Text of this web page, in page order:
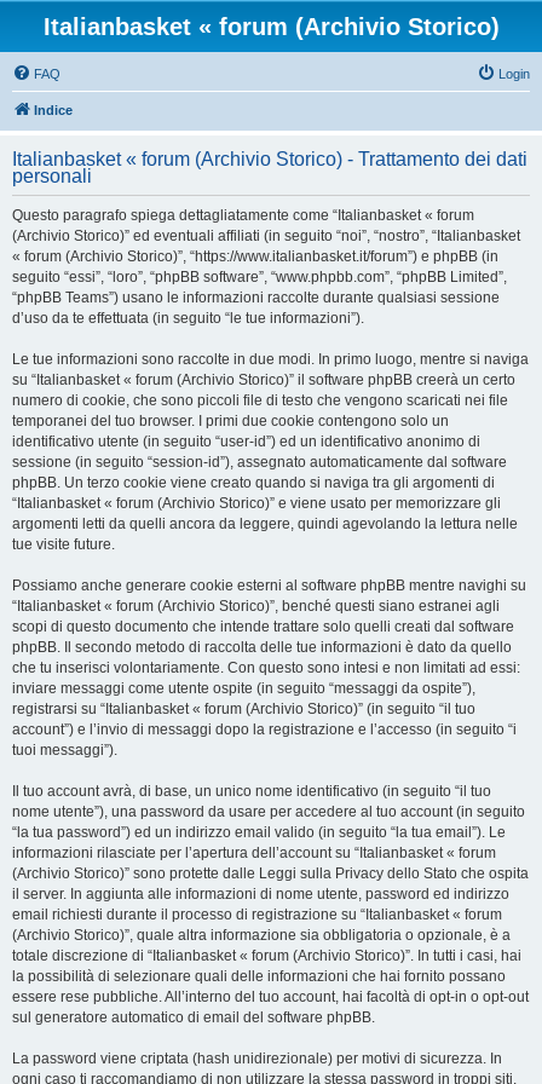
Italianbasket « forum (Archivio Storico)
FAQ Login
Indice
Italianbasket « forum (Archivio Storico) - Trattamento dei dati
personali
Questo paragrafo spiega dettagliatamente come “Italianbasket « forum
(Archivio Storico)” ed eventuali affiliati (in seguito “noi”, “nostro”, “Italianbasket
« forum (Archivio Storico)”, “https://www.italianbasket.it/forum”) e phpBB (in
seguito “essi”, “loro”, “phpBB software”, “www.phpbb.com”, “phpBB Limited”,
“phpBB Teams”) usano le informazioni raccolte durante qualsiasi sessione
d’uso da te effettuata (in seguito “le tue informazioni”).
Le tue informazioni sono raccolte in due modi. In primo luogo, mentre si naviga
su “Italianbasket « forum (Archivio Storico)” il software phpBB creerà un certo
numero di cookie, che sono piccoli file di testo che vengono scaricati nei file
temporanei del tuo browser. I primi due cookie contengono solo un
identificativo utente (in seguito “user-id”) ed un identificativo anonimo di
sessione (in seguito “session-id”), assegnato automaticamente dal software
phpBB. Un terzo cookie viene creato quando si naviga tra gli argomenti di
“Italianbasket « forum (Archivio Storico)” e viene usato per memorizzare gli
argomenti letti da quelli ancora da leggere, quindi agevolando la lettura nelle
tue visite future.
Possiamo anche generare cookie esterni al software phpBB mentre navighi su
“Italianbasket « forum (Archivio Storico)”, benché questi siano estranei agli
scopi di questo documento che intende trattare solo quelli creati dal software
phpBB. Il secondo metodo di raccolta delle tue informazioni è dato da quello
che tu inserisci volontariamente. Con questo sono intesi e non limitati ad essi:
inviare messaggi come utente ospite (in seguito “messaggi da ospite”),
registrarsi su “Italianbasket « forum (Archivio Storico)” (in seguito “il tuo
account”) e l’invio di messaggi dopo la registrazione e l’accesso (in seguito “i
tuoi messaggi”).
Il tuo account avrà, di base, un unico nome identificativo (in seguito “il tuo
nome utente”), una password da usare per accedere al tuo account (in seguito
“la tua password”) ed un indirizzo email valido (in seguito “la tua email”). Le
informazioni rilasciate per l’apertura dell’account su “Italianbasket « forum
(Archivio Storico)” sono protette dalle Leggi sulla Privacy dello Stato che ospita
il server. In aggiunta alle informazioni di nome utente, password ed indirizzo
email richiesti durante il processo di registrazione su “Italianbasket « forum
(Archivio Storico)”, quale altra informazione sia obbligatoria o opzionale, è a
totale discrezione di “Italianbasket « forum (Archivio Storico)”. In tutti i casi, hai
la possibilità di selezionare quali delle informazioni che hai fornito possano
essere rese pubbliche. All’interno del tuo account, hai facoltà di opt-in o opt-out
sul generatore automatico di email del software phpBB.
La password viene criptata (hash unidirezionale) per motivi di sicurezza. In
ogni caso ti raccomandiamo di non utilizzare la stessa password in troppi siti.